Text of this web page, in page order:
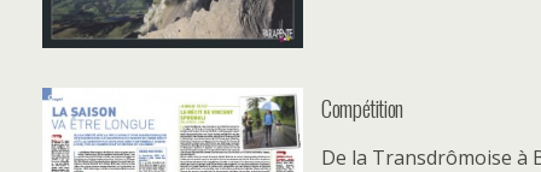
Compétition
De la Transdrômoise à